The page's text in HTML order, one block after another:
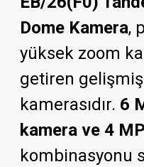
Dome Kamera,
yüksek zoom
getiren
kamerasıdır. 6
kamera ve 4
kombinasyonu